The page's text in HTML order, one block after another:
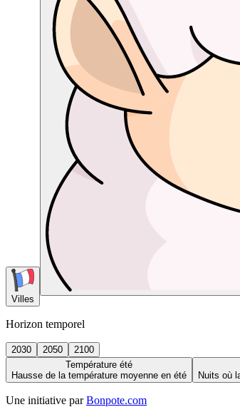
Villes
Horizon temporel
2030 2050
2100
Température été
Hausse de la température moyenne en été
Nuits où
Une initiative par Bonpote.com